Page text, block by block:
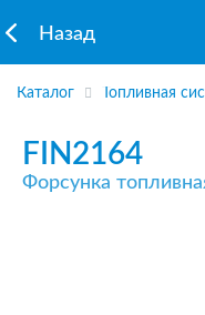
Назад
Каталог Топливная
FIN2164
Форсунка